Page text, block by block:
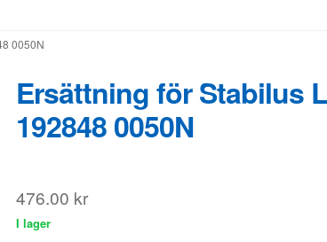
0050N
Ersättning för Stabilus
192848 0050N
476.00 kr
I lager